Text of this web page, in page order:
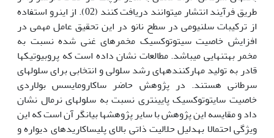
طریق فرآیند انتشار می‏توانند دریافت کنند (02). از این‏رو استفاده
از ترکیبات سلنیومی در سطح نانو در این تحقیق عامل مهمی در
افزایش خاصیت سیتوتوکسیک مخمرهای غنی شده نسبت به
مخمر به‏تنهایی می‏باشد. مطالعات نشان داده است که پروبیوتیک‏ها
قادر به تولید مهارکننده‏های رشد سلولی و انتخابی برای سلول‏های
سرطانی هستند. در پژوهش حاضر ساکارومایسس بولاردی
خاصیت سایتوتوکسیک پایین‏تری نسبت به سلول‏های نرمال نشان
داد و مقایسه این پژوهش با سایر پژوهش‏ها بیان‏گر آن است که این
ویژگی احتمالا به‏دلیل حلالیت ذاتی بالای پلی‏ساکاریدهای دیواره و